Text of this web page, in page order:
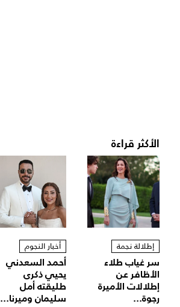
الأكثر قراءة
إطلالة نجمة
سر غياب طلاء
الأظافر عن
إطلالات الأميرة
رجوة...
أخبار النجوم
أحمد السعدني
يحيي ذكرى
طليقته أمل
سليمان وميرنا...